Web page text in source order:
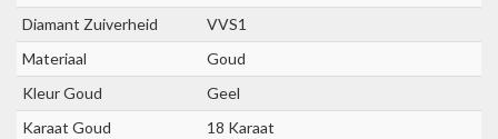
Diamant Zuiverheid
VVS1
Materiaal
Goud
Kleur Goud
Geel
Karaat Goud
18 Karaat